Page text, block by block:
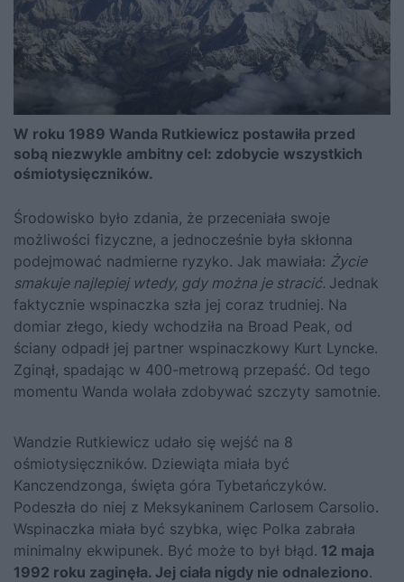
W roku 1989 Wanda Rutkiewicz postawiła przed
sobą niezwykle ambitny cel: zdobycie wszystkich
ośmiotysięczników.
Środowisko było zdania, że przeceniała swoje
możliwości fizyczne, a jednocześnie była skłonna
podejmować nadmierne ryzyko. Jak mawiała: Życie
smakuje najlepiej wtedy, gdy można je stracić. Jednak
faktycznie wspinaczka szła jej coraz trudniej. Na
domiar złego, kiedy wchodziła na Broad Peak, od
ściany odpadł jej partner wspinaczkowy Kurt Lyncke.
Zginął, spadając w 400-metrową przepaść. Od tego
momentu Wanda wolała zdobywać szczyty samotnie.
Wandzie Rutkiewicz udało się wejść na 8
ośmiotysięczników. Dziewiąta miała być
Kanczendzonga, święta góra Tybetańczyków.
Podeszła do niej z Meksykaninem Carlosem Carsolio.
Wspinaczka miała być szybka, więc Polka zabrała
minimalny ekwipunek. Być może to był błąd. 12 maja
1992 roku zaginęła. Jej ciała nigdy nie odnaleziono.